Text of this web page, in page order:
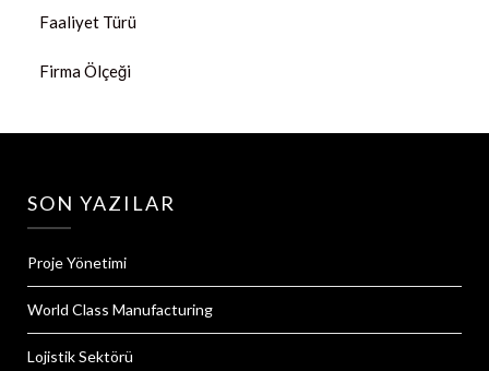
Faaliyet Türü
Firma Ölçeği
SON YAZILAR
Proje Yönetimi
World Class Manufacturing
Lojistik Sektörü